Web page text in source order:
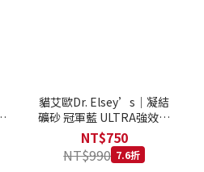
貓艾歐Dr. Elsey’s｜凝結
礦砂 冠軍藍 ULTRA強效除
臭 40LB｜Cat Litter 40磅
士
NT$750
NT$990 7.6折